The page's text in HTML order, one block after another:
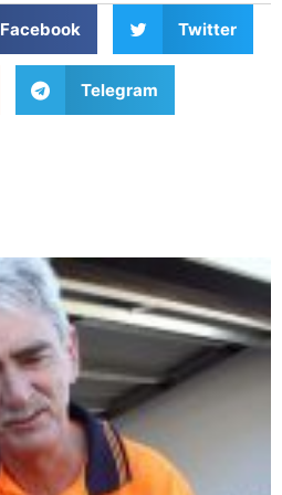
Facebook Twitter
Telegram